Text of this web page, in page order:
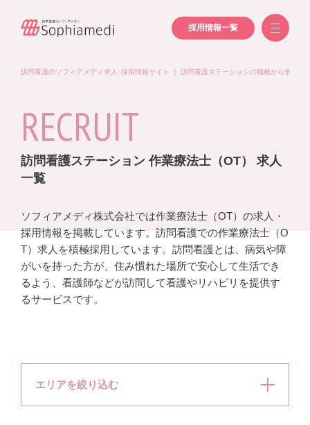
採用情報一覧
訪問看護のソフィアメディ求人･採用情報サイト 訪問看護ステーションの職種から求人を
RECRUIT
訪問看護ステーション 作業療法士（OT） 求人
一覧
ソフィアメディ株式会社では作業療法士（OT）の求人・
採用情報を掲載しています。訪問看護での作業療法士（O
T）求人を積極採用しています。訪問看護とは、病気や障
がいを持った方が、住み慣れた場所で安心して生活でき
るよう、看護師などが訪問して看護やリハビリを提供す
るサービスです。
エリアを絞り込む